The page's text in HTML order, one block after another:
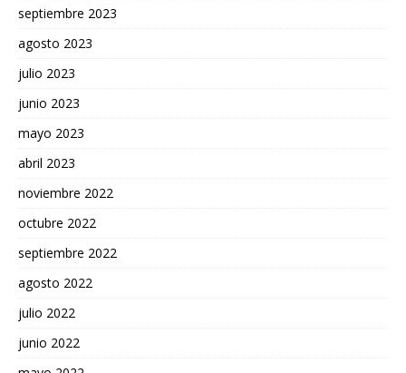
septiembre 2023
agosto 2023
julio 2023
junio 2023
mayo 2023
abril 2023
noviembre 2022
octubre 2022
septiembre 2022
agosto 2022
julio 2022
junio 2022